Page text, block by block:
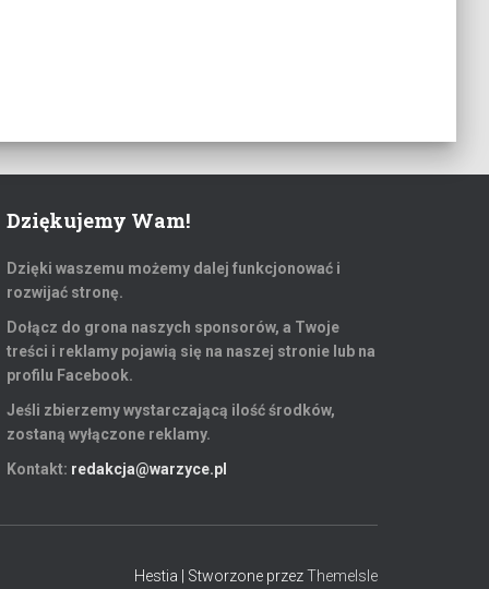
Dziękujemy Wam!
Dzięki waszemu możemy dalej funkcjonować i
rozwijać stronę.
Dołącz do grona naszych sponsorów, a Twoje
treści i reklamy pojawią się na naszej stronie lub na
profilu Facebook.
Jeśli zbierzemy wystarczającą ilość środków,
zostaną wyłączone reklamy.
Kontakt: redakcja@warzyce.pl
Hestia | Stworzone przezThemeIsle